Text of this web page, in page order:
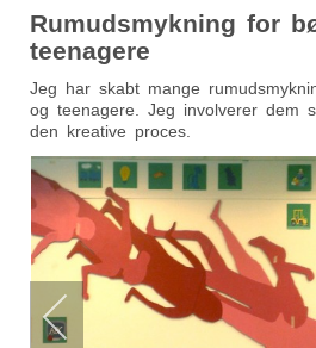
Rumudsmykning for
teenagere
Jeg har skabt mange
og teenagere. Jeg involverer dem
den kreative proces.